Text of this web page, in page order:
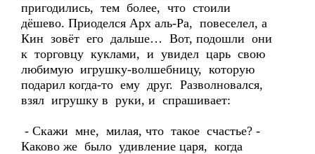
пригодились, тем более, что стоили
дёшево. Приоделся Арх аль-Ра, повеселел, а
Кин зовёт его дальше… Вот, подошли они
к торговцу куклами, и увидел царь свою
любимую игрушку-волшебницу, которую
подарил когда-то ему друг. Разволновался,
взял игрушку в руки, и спрашивает:
- Скажи мне, милая, что такое счастье? -
Каково же было удивление царя, когда